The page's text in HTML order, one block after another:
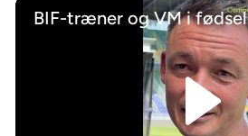
BIF-træner og VM i fødsel